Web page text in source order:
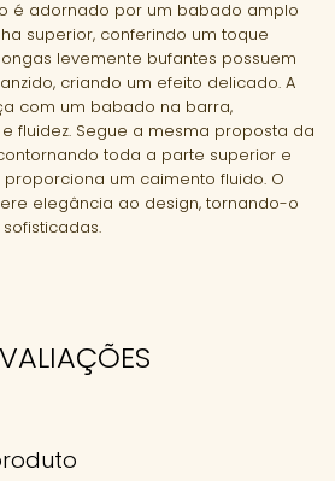
é adornado por um babado amplo
superior, conferindo um toque
levemente bufantes possuem
criando um efeito delicado. A
com um babado na barra,
fluidez. Segue a mesma proposta da
toda a parte superior e
um caimento fluido. O
elegância ao design, tornando-o